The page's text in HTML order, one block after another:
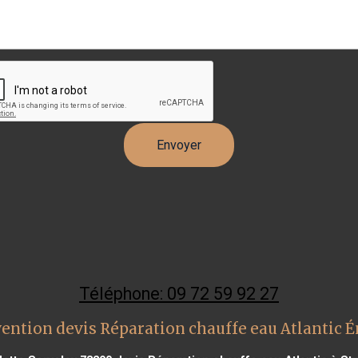
Téléphone: 09 72 59 92 27
devis Réparation chauffe eau Atlantic